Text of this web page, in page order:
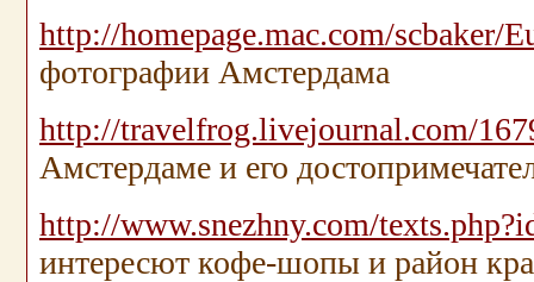
http://homepage.mac.com/scbaker/
фотографии Амстердама
http://travelfrog.livejournal.com/
Амстердаме и его
http://www.snezhny.com/
интересют кофе-шопы и район